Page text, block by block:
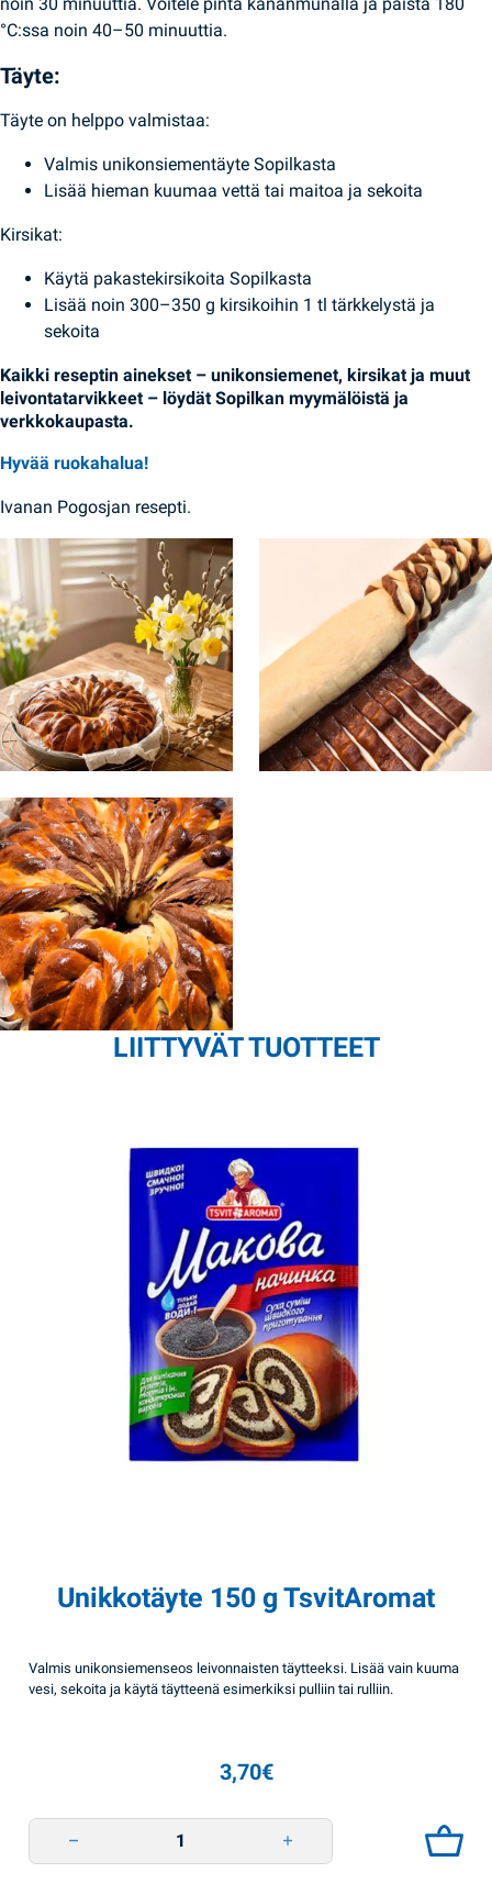
°C:ssa noin 40–50 minuuttia.
Täyte:
Täyte on helppo valmistaa:
Valmis unikonsiementäyte Sopilkasta
Lisää hieman kuumaa vettä tai maitoa ja sekoita
Kirsikat:
Käytä pakastekirsikoita Sopilkasta
Lisää noin 300–350 g kirsikoihin 1 tl tärkkelystä ja
sekoita
Kaikki reseptin ainekset – unikonsiemenet, kirsikat ja muut
leivontatarvikkeet – löydät Sopilkan myymälöistä ja
verkkokaupasta.
Hyvää ruokahalua!
Ivanan Pogosjan resepti.
LIITTYVÄT TUOTTEET
Unikkotäyte 150 g TsvitAromat
Valmis unikonsiemenseos leivonnaisten täytteeksi. Lisää vain kuuma
vesi, sekoita ja käytä täytteenä esimerkiksi pulliin tai rulliin.
3,70€